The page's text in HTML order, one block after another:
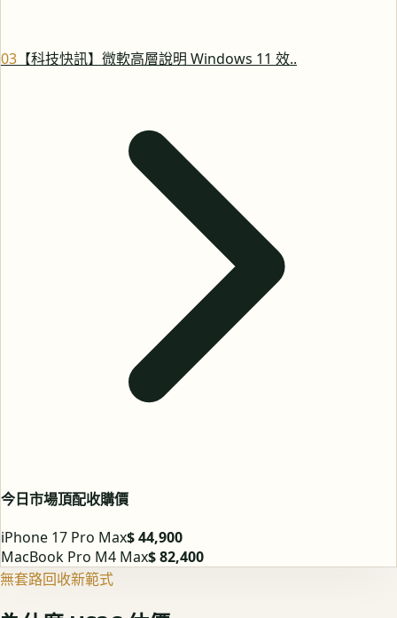
03 【科技快訊】微軟高層說明 Windows 11 效..
今日市場頂配收購價
iPhone 17 Pro Max$ 44,900
MacBook Pro M4 Max$ 82,400
無套路回收新範式